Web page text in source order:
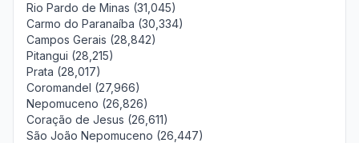
Rio Pardo de Minas (31,045)
Carmo do Paranaíba (30,334)
Campos Gerais (28,842)
Pitangui (28,215)
Prata (28,017)
Coromandel (27,966)
Nepomuceno (26,826)
Coração de Jesus (26,611)
São João Nepomuceno (26,447)